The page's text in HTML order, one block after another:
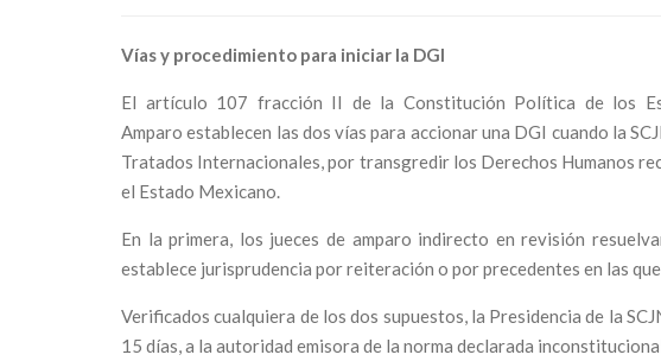
Vías y procedimiento para iniciar la DGI
El artículo 107 fracción II de la Constitución Política de los
Amparo establecen las dos vías para accionar una DGI cuando la
Tratados Internacionales, por transgredir los Derechos Humanos
el Estado Mexicano.
En la primera, los jueces de amparo indirecto en revisión
establece jurisprudencia por reiteración o por precedentes en las
Verificados cualquiera de los dos supuestos, la Presidencia de la
15 días, a la autoridad emisora de la norma declarada